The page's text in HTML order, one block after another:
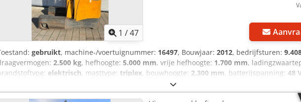
1 /47
gebruikt, machine-/voertuignummer: 16497, Bouwjaar: 2012, bedrijfsturen:
2.500 kg, hefhoogte: 5.000 mm, vrije hefhoogte: 1.700 mm,
elektrisch, masttype: triplex, bouwhoogte: 2.300 mm, batterijspanning: 48
, 4958299 Serienummer: 91077396 Dsdpfx Agexb Hl
48V, 5PZS, 775Ah, bouwjaar 2016